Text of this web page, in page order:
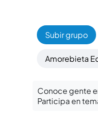
Subir grupo
Amorebieta
Conoce gente
Participa en